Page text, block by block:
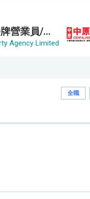
全職/兼職持牌營業員/持牌地產代理 (長沙灣/將軍澳/油塘)
Agency Limited
全職